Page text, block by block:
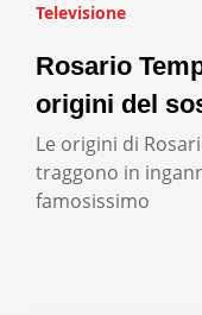
Televisione
Rosario
origini del
Le origini di
traggono in
famosissimo